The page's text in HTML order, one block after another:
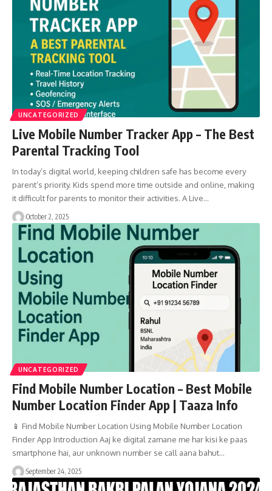
UNCATEGORIZED
Live Mobile Number Tracker App – The Best
Parental Tracking Tool
In today’s digital world, keeping children safe has become every
parent’s priority. Kids spend more time outside and online, making
it difficult for parents to monitor their activities. A Live…
October 2, 2025
UNCATEGORIZED
Find Mobile Number Location – Best Mobile
Number Location Finder App | Taaza Info
📱 Find Mobile Number Location Using Mobile Number Location
Finder App Introduction Aaj ke digital zamane me har kisi ke paas
smartphone hai, aur unknown number se call aana bahut…
September 24, 2025